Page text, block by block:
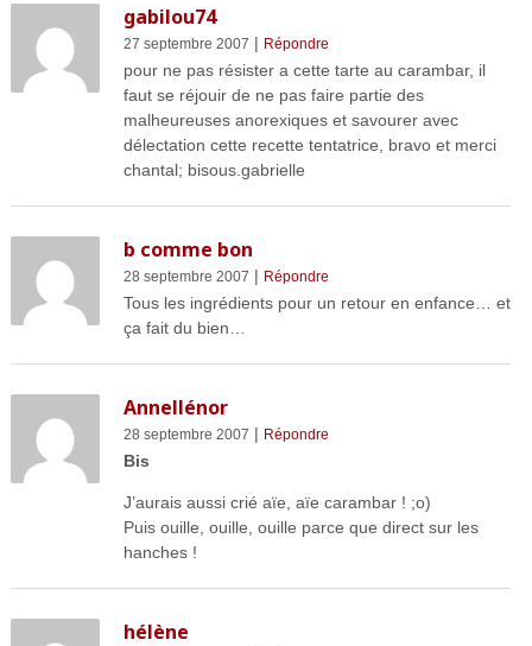
gabilou74
27 septembre 2007 | Répondre
pour ne pas résister a cette tarte au carambar, il
faut se réjouir de ne pas faire partie des
malheureuses anorexiques et savourer avec
délectation cette recette tentatrice, bravo et merci
chantal; bisous.gabrielle
b comme bon
28 septembre 2007 | Répondre
Tous les ingrédients pour un retour en enfance… et
ça fait du bien…
Annellénor
28 septembre 2007 | Répondre
Bis
J’aurais aussi crié aïe, aïe carambar ! ;o)
Puis ouille, ouille, ouille parce que direct sur les
hanches !
hélène